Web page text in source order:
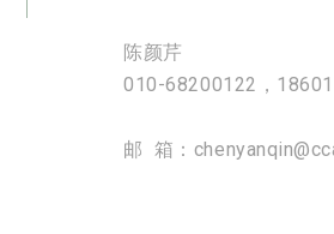
陈颜芹
010-68200122，
邮 箱：